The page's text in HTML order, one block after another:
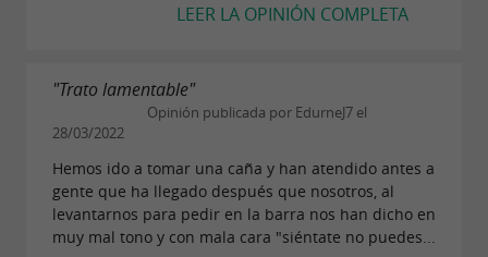
LEER LA OPINIÓN COMPLETA
"Trato lamentable"
Opinión publicada por EdurneJ7 el
28/03/2022
Hemos ido a tomar una caña y han atendido antes a
gente que ha llegado después que nosotros, al
levantarnos para pedir en la barra nos han dicho en
muy mal tono y con mala cara "siéntate no puedes...